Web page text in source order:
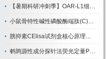
【暑期科研冲刺季】OAR-L1细胞专用培养基特惠，助力实验高效突破
小鼠骨特性碱性磷酸酶端肽(C)elisa试剂盒大促，骨科研人速囤
胱抑素CElisa试剂盒核心原理、产品特性与全流程操作规范详解
鹌鹑源性成分探针法荧光定量PCR试剂盒特惠来袭